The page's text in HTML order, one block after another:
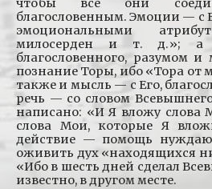
чтобы все они
благословенным. Эмоции — с
эмоциональными
милосерден и т. д.»;
благословенного, разумом
познание Торы, ибо «Тора от
также и мысль — с Его,
речь — со словом
написано: «И Я вложу слова
слова Мои, которые Я
действие — помощь
оживить дух «находящихся
«Ибо в шесть дней сделал
известно, в другом месте.